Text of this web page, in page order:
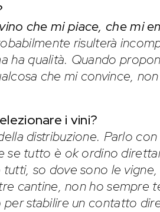
che mi piace, che mi
risulterà
ha qualità. Quando
che mi convince,
i vini?
distribuzione. Parlo
se tutto è ok ordino
so dove sono le
cantine, non ho sempre
stabilire un contatto